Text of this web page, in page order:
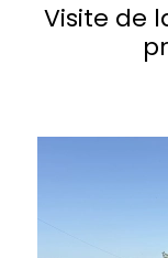
Visite de